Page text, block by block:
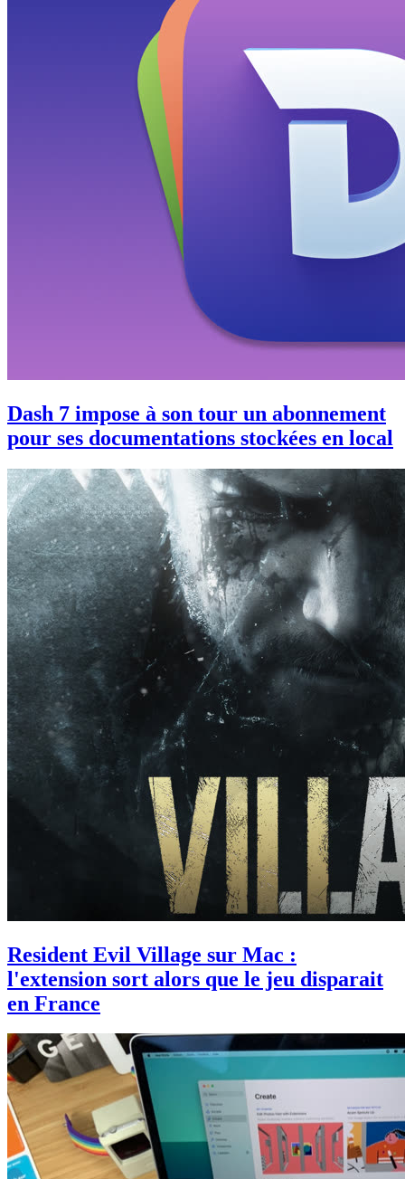
Dash 7 impose à son tour un abonnement
pour ses documentations stockées en local
Resident Evil Village sur Mac :
l'extension sort alors que le jeu disparait
en France